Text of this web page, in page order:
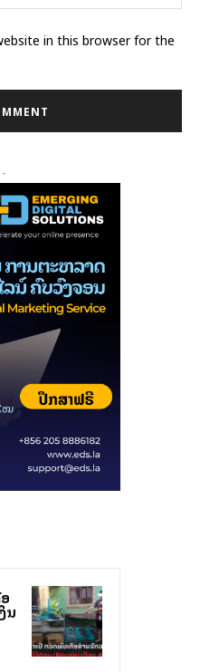
in this browser for the
-
ນ